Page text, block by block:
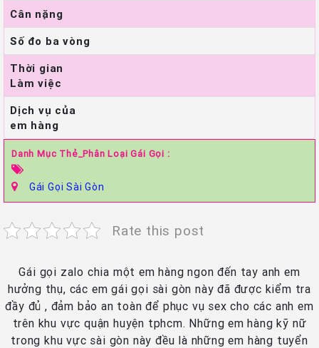
Cân nặng
Số đo ba vòng
Thời gian
Làm việc
Dịch vụ của
em hàng
Danh Mục Thẻ_Phân Loại Gái Gọi :
Gái Gọi Sài Gòn
Rate this post
Gái gọi zalo chia một em hàng ngon đến tay anh em
hưởng thụ, các em gái gọi sài gòn này đã được kiểm tra
đầy đủ , đảm bảo an toàn để phục vụ sex cho các anh em
trên khu vực quận huyện tphcm. Những em hàng kỹ nữ
trong khu vực sài gòn này đều là những em hàng tuyển